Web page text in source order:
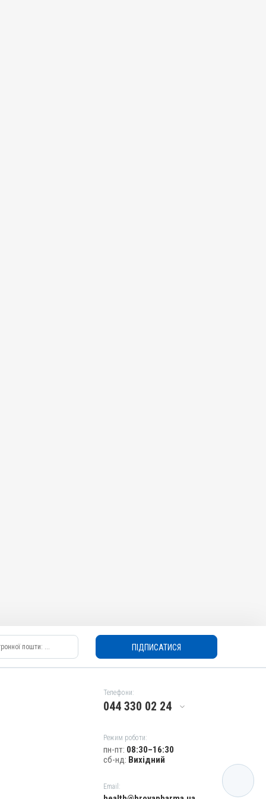
ПІДПИСАТИСЯ
Телефони:
044 330 02 24
Режим роботи:
пн-пт: 08:30–16:30
сб-нд: Вихідний
Email:
КАТАЛОГ